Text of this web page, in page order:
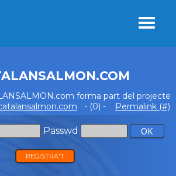
forma part del projecte
- (0) - Permalink (#)
Passwd
REGISTRA'T